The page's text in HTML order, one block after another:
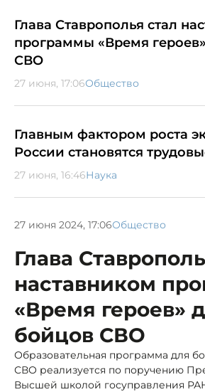
Глава Ставрополья стал
программы «Время
СВО
27 июня, 17:06Общество
Главным фактором роста
России становятся
27 июня, 16:46Наука
27 июня 2024, 17:06Общество
Глава
наставником
«Время героев»
бойцов СВО
Образовательная программа для
СВО реализуется по поручению
Высшей школой госуправления